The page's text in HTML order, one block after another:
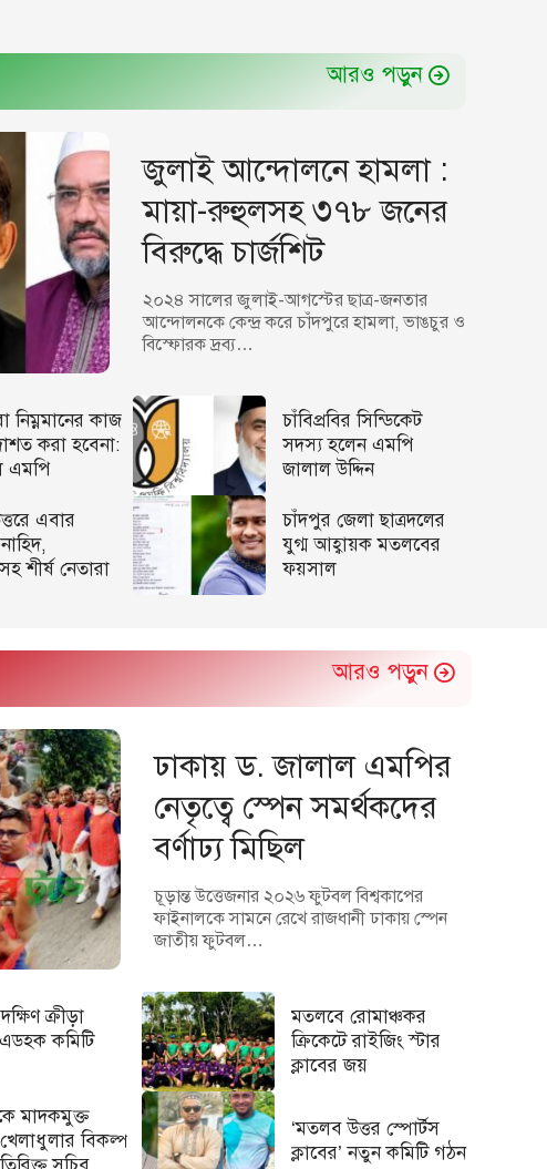
আরও পড়ুন
জুলাই আন্দোলনে হামলা :
মায়া-রুহুলসহ ৩৭৮ জনের
বিরুদ্ধে চার্জশিট
২০২৪ সালের জুলাই-আগস্টের ছাত্র-জনতার
আন্দোলনকে কেন্দ্র করে চাঁদপুরে হামলা, ভাঙচুর ও
বিস্ফোরক দ্রব্য…
নিম্নমানের কাজ
করা হবেনা:
এমপি
চাঁবিপ্রবির সিন্ডিকেট
সদস্য হলেন এমপি
জালাল উদ্দিন
এবার
শীর্ষ নেতারা
চাঁদপুর জেলা ছাত্রদলের
যুগ্ম আহ্বায়ক মতলবের
ফয়সাল
আরও পড়ুন
ঢাকায় ড. জালাল এমপির
নেতৃত্বে স্পেন সমর্থকদের
বর্ণাঢ্য মিছিল
চূড়ান্ত উত্তেজনার ২০২৬ ফুটবল বিশ্বকাপের
ফাইনালকে সামনে রেখে রাজধানী ঢাকায় স্পেন
জাতীয় ফুটবল…
ক্রীড়া
এডহক কমিটি
মতলবে রোমাঞ্চকর
ক্রিকেটে রাইজিং স্টার
ক্লাবের জয়
মাদকমুক্ত
বিকল্প
‘মতলব উত্তর স্পোর্টস
ক্লাবের’ নতুন কমিটি গঠন